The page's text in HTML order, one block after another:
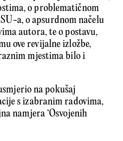
o problematičnom
a, o apsurdnom načelu
autora, te o postavu,
ove revijalne izložbe,
mjestima bilo i
na pokušaj
s izabranim radovima,
namjera ‘Osvojenih